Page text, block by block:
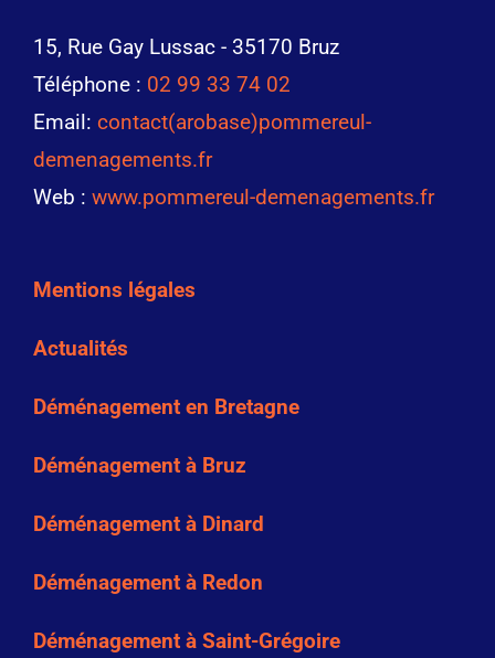
15, Rue Gay Lussac - 35170 Bruz
Téléphone : 02 99 33 74 02
Email: contact(arobase)pommereul-
demenagements.fr
Web : www.pommereul-demenagements.fr
Mentions légales
Actualités
Déménagement en Bretagne
Déménagement à Bruz
Déménagement à Dinard
Déménagement à Redon
Déménagement à Saint-Grégoire